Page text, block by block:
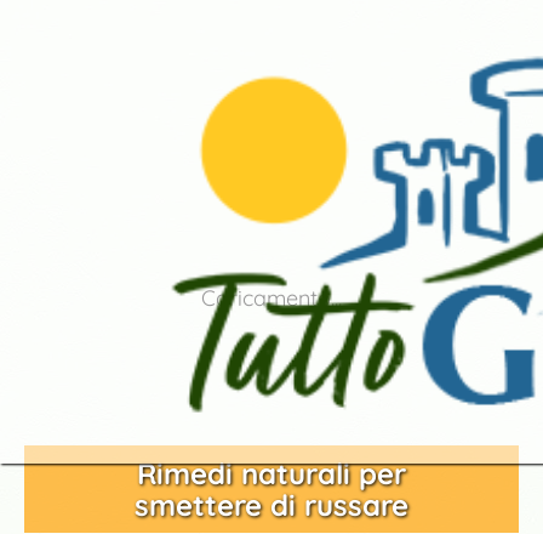
Caricamento...
Rimedi naturali per
smettere di russare